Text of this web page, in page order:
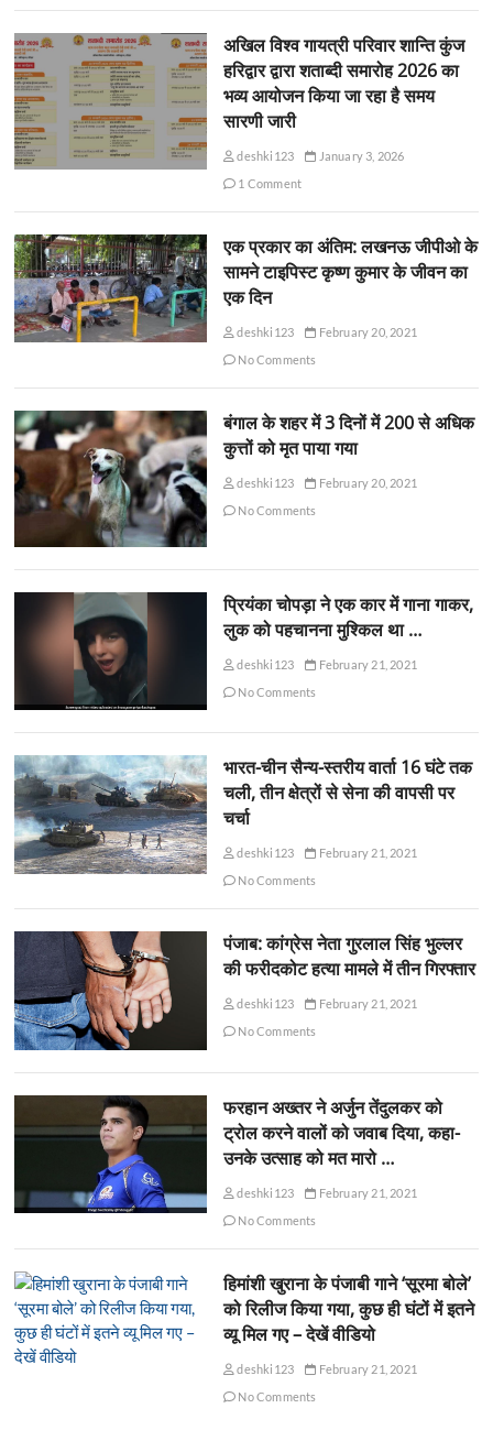
अखिल विश्व गायत्री परिवार शान्ति कुंज
हरिद्वार द्वारा शताब्दी समारोह 2026 का
भव्य आयोजन किया जा रहा है समय
सारणी जारी
deshki123
January 3, 2026
1 Comment
एक प्रकार का अंतिम: लखनऊ जीपीओ के
सामने टाइपिस्ट कृष्ण कुमार के जीवन का
एक दिन
deshki123
February 20, 2021
No Comments
बंगाल के शहर में 3 दिनों में 200 से अधिक
कुत्तों को मृत पाया गया
deshki123
February 20, 2021
No Comments
प्रियंका चोपड़ा ने एक कार में गाना गाकर,
लुक को पहचानना मुश्किल था …
deshki123
February 21, 2021
No Comments
भारत-चीन सैन्य-स्तरीय वार्ता 16 घंटे तक
चली, तीन क्षेत्रों से सेना की वापसी पर
चर्चा
deshki123
February 21, 2021
No Comments
पंजाब: कांग्रेस नेता गुरलाल सिंह भुल्लर
की फरीदकोट हत्या मामले में तीन गिरफ्तार
deshki123
February 21, 2021
No Comments
फरहान अख्तर ने अर्जुन तेंदुलकर को
ट्रोल करने वालों को जवाब दिया, कहा-
उनके उत्साह को मत मारो …
deshki123
February 21, 2021
No Comments
हिमांशी खुराना के पंजाबी गाने ‘सूरमा बोले’
को रिलीज किया गया, कुछ ही घंटों में इतने
व्यू मिल गए – देखें वीडियो
deshki123
February 21, 2021
No Comments